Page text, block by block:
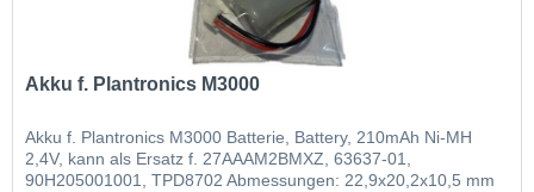
Akku f. Plantronics M3000
Akku f. Plantronics M3000 Batterie, Battery, 210mAh Ni-MH
2,4V, kann als Ersatz f. 27AAAM2BMXZ, 63637-01,
90H205001001, TPD8702 Abmessungen: 22,9x20,2x10,5 mm